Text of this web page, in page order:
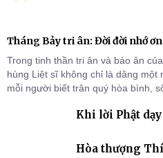
Tháng Bảy tri ân: Đời đời nhớ
Trong tinh thần tri ân và báo ân
hùng Liệt sĩ không chỉ là dâng
mỗi người biết trân quý hòa bình,
Khi lời Phật
Hòa thượng